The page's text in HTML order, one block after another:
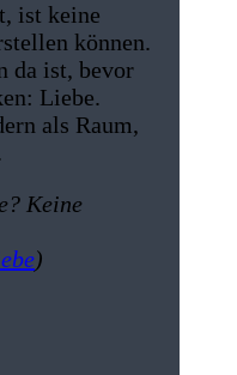
ist keine
können.
da ist, bevor
Liebe.
als Raum,
Keine
)